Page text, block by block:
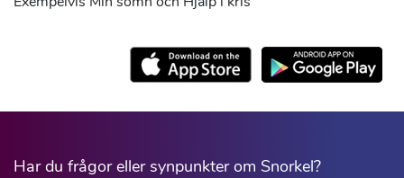
Har du frågor eller synpunkter om Snorkel?